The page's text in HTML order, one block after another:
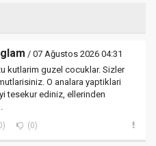
/ 07 Ağustos 2026 04:31
kutlarim guzel cocuklar. Sizler
O analara yaptiklari
tesekur ediniz, ellerinden
(0)